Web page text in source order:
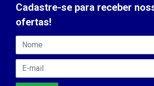
Cadastre-se para receber
ofertas!